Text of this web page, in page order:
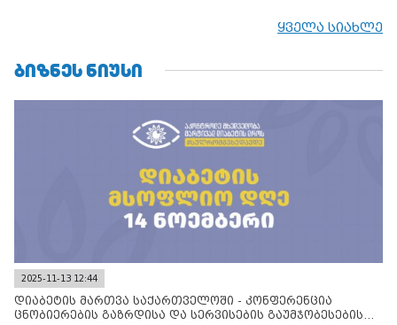
ყველა სიახლე
ᲑᲘᲖᲜᲔᲡ ᲜᲘᲣᲡᲘ
2025-11-13 12:44
დიაბეტის მართვა საქართველოში - კონფერენცია
ცნობიერების გაზრდისა და სერვისების გაუმჯობესების